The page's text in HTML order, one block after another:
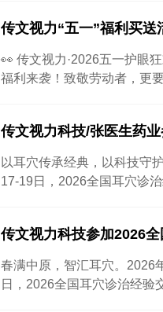
传文视力“五一”福利买送
👀 传文视力·2026五一护眼
福利来袭！致敬劳动者，更
以耳穴传承经典，以科技守
17-19日，2026全国耳穴诊
春满中原，智汇耳穴。2026
日，2026全国耳穴诊治经验